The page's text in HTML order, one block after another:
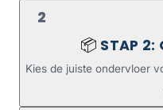
2
📦 STAP 2:
Kies de juiste ondervloer